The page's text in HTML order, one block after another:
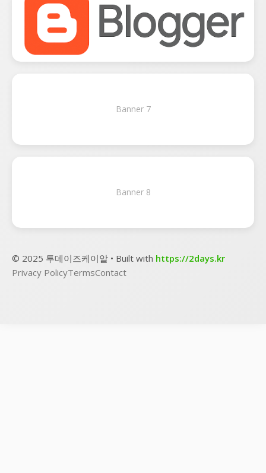
Banner 7
Banner 8
© 2025 투데이즈케이알 • Built with https://2days.kr
Privacy PolicyTermsContact